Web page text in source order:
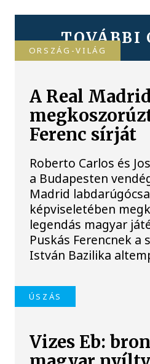
TOVÁBBI
ORSZÁG-VILÁG
A Real
Ferenc sírját
Roberto Carlos és
a Budapesten
Madrid
képviseletében
legendás magyar
Puskás Ferencnek a
István Bazilika
ÚSZÁS
Vizes Eb: